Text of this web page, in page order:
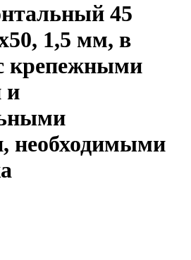
45
1,5 мм, в
крепежными
и
необходимыми